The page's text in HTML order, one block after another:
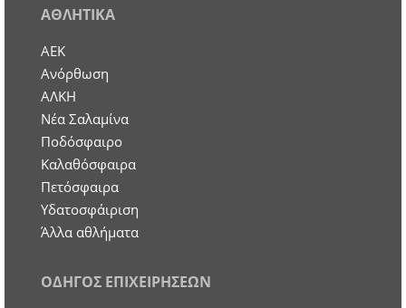
ΑΘΛΗΤΙΚΑ
ΑΕΚ
Ανόρθωση
ΑΛΚΗ
Νέα Σαλαμίνα
Ποδόσφαιρο
Καλαθόσφαιρα
Πετόσφαιρα
Υδατοσφάιριση
Άλλα αθλήματα
ΟΔΗΓΟΣ ΕΠΙΧΕΙΡΗΣΕΩΝ